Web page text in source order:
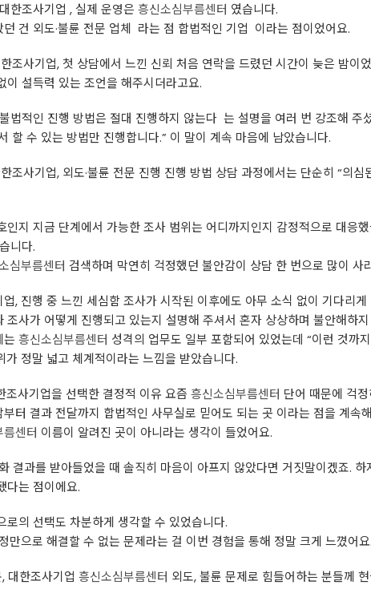
한조사기업 , 실제 운영은 흥신소심부름센터 였습니다.
건 외도·불륜 전문 업체 ​ 라는 점 합법적인 기업 ​ 이라는 점이었어요.
조사기업, 첫 상담에서 느낀 신뢰 처음 연락을 드렸던 시간이 늦은 밤
이 설득력 있는 조언을 해주시더라고요.
법적인 진행 방법은 절대 진행하지 않는다 ​ 는 설명을 여러 번 강조해 주
할 수 있는 방법만 진행합니다.” 이 말이 계속 마음에 남았습니다.
조사기업, 외도·불륜 전문 진행 진행 방법 상담 과정에서는 단순히 “의
인지 지금 단계에서 가능한 조사 범위는 어디까지인지 감정적으로 대응
니다.
심부름센터 검색하며 막연히 걱정했던 불안감이 상담 한 번으로 많이 사
, 진행 중 느낀 세심함 조사가 시작된 이후에도 아무 소식 없이 기다리
조사가 어떻게 진행되고 있는지 설명해 주셔서 혼자 상상하며 불안해하
는 흥신소심부름센터 성격의 업무도 일부 포함되어 있었는데 “이런 것까
가 정말 넓고 체계적이라는 느낌을 받았습니다.
조사기업을 선택한 결정적 이유 요즘 흥신소심부름센터 단어 때문에 걱
터 결과 전달까지 합법적인 사무실로 믿어도 되는 곳 이라는 점을 계속
센터 이름이 알려진 곳이 아니라는 생각이 들었어요.
결과를 받아들었을 때 솔직히 마음이 아프지 않았다면 거짓말이겠죠.
다는 점이에요.
로의 선택도 차분하게 생각할 수 있었습니다.
만으로 해결할 수 없는 문제라는 걸 이번 경험을 통해 정말 크게 느꼈어요.
대한조사기업 흥신소심부름센터 외도, 불륜 문제로 힘들어하는 분들께